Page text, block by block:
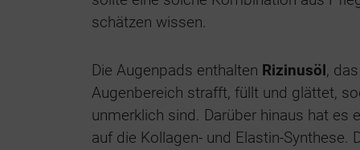
schätzen wissen.
Die Augenpads enthalten Rizinusöl,
Augenbereich strafft, füllt und glättet,
unmerklich sind. Darüber hinaus hat es
auf die Kollagen- und Elastin-Synthese.